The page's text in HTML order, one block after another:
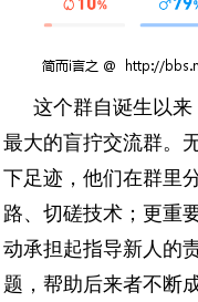
这个群自诞生以
最大的盲拧交流群。
下足迹，他们在群里
路、切磋技术；更重
动承担起指导新人的
题，帮助后来者不断